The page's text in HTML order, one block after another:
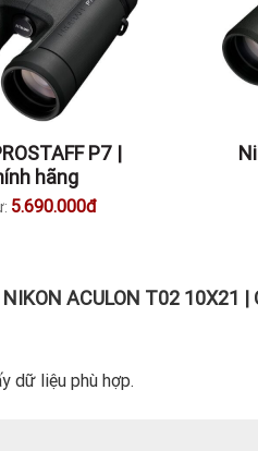
P7 |
hãng
5.690.000đ
ACULON T02 10X21 |
dữ liệu phù hợp.